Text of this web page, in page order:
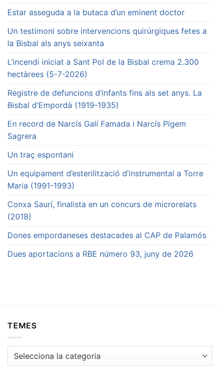
Estar asseguda a la butaca d’un eminent doctor
Un testimoni sobre intervencions quirúrgiques fetes a
la Bisbal als anys seixanta
L’incendi iniciat a Sant Pol de la Bisbal crema 2.300
hectàrees (5-7-2026)
Registre de defuncions d’infants fins als set anys. La
Bisbal d’Empordà (1919-1935)
En record de Narcís Galí Famada i Narcís Pigem
Sagrera
Un traç espontani
Un equipament d’esterilització d’instrumental a Torre
Maria (1991-1993)
Conxa Saurí, finalista en un concurs de microrelats
(2018)
Dones empordaneses destacades al CAP de Palamós
Dues aportacions a RBE número 93, juny de 2026
TEMES
Temes